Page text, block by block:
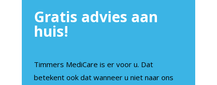
Gratis advies aan
huis!
Timmers MediCare is er voor u. Dat
betekent ook dat wanneer u niet naar ons